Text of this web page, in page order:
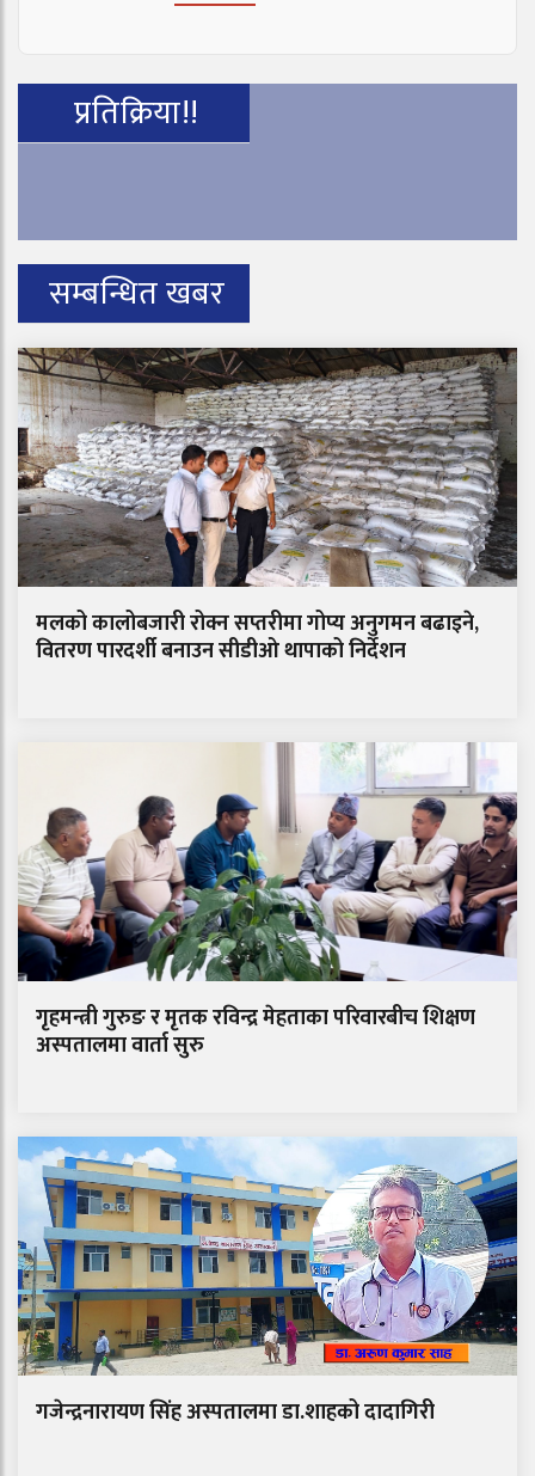
प्रतिक्रिया!!
सम्बन्धित खबर
मलको कालोबजारी रोक्न सप्तरीमा गोप्य अनुगमन बढाइने,
वितरण पारदर्शी बनाउन सीडीओ थापाको निर्देशन
गृहमन्त्री गुरुङ र मृतक रविन्द्र मेहताका परिवारबीच शिक्षण
अस्पतालमा वार्ता सुरु
गजेन्द्रनारायण सिंह अस्पतालमा डा.शाहको दादागिरी